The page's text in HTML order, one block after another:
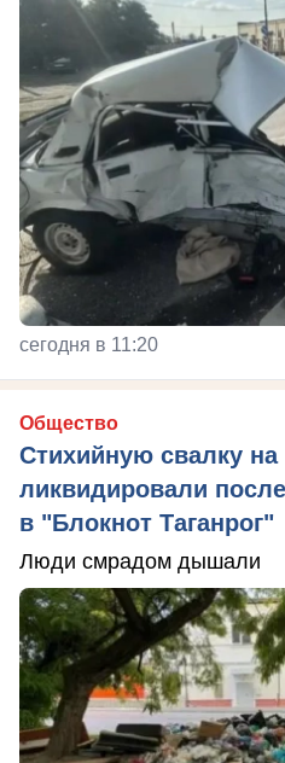
сегодня в 11:20
Общество
Стихийную свалку на
ликвидировали
в "Блокнот Таганрог"
Люди смрадом дышали